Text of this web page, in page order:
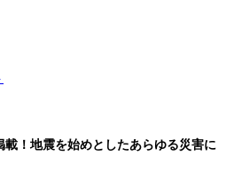
載！地震を始めとしたあらゆる災害に